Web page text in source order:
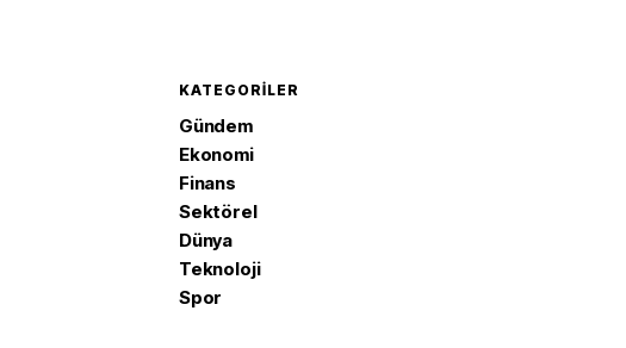
KATEGORILER
Gündem
Ekonomi
Finans
Sektörel
Dünya
Teknoloji
Spor